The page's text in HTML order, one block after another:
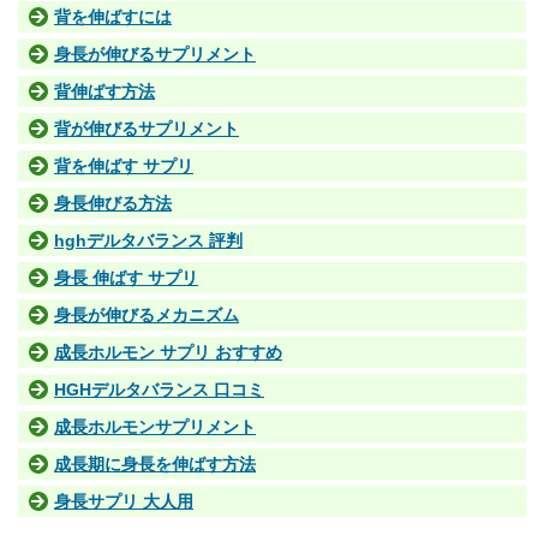
背を伸ばすには
身長が伸びるサプリメント
背伸ばす方法
背が伸びるサプリメント
背を伸ばす サプリ
身長伸びる方法
hghデルタバランス 評判
身長 伸ばす サプリ
身長が伸びるメカニズム
成長ホルモン サプリ おすすめ
HGHデルタバランス 口コミ
成長ホルモンサプリメント
成長期に身長を伸ばす方法
身長サプリ 大人用